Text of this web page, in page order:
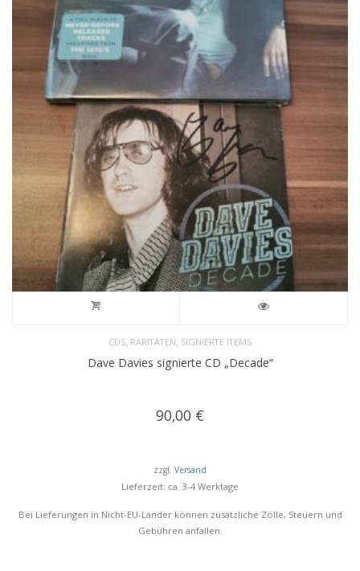
CDS RARITÄTEN SIGNIERTE ITEMS
Dave Davies signierte CD „Decade“
90,00 €
zzgl. Versand
Lieferzeit: ca. 3-4 Werktage
Bei Lieferungen in Nicht-EU-Länder können zusätzliche Zölle, Steuern und
Gebühren anfallen.